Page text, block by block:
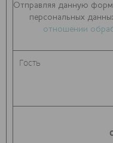
Отправляя данную
персональных
отношении